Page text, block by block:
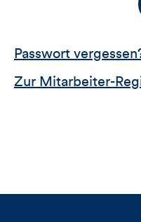
Passwort
Zur Mitarbeiter-